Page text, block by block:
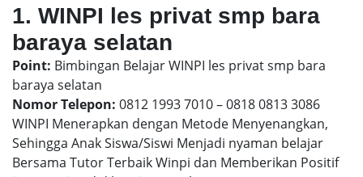
1. WINPI les privat smp bara
baraya selatan
Point: Bimbingan Belajar WINPI les privat smp bara
baraya selatan
Nomor Telepon: 0812 1993 7010 – 0818 0813 3086
WINPI Menerapkan dengan Metode Menyenangkan,
Sehingga Anak Siswa/Siswi Menjadi nyaman belajar
Bersama Tutor Terbaik Winpi dan Memberikan Positif